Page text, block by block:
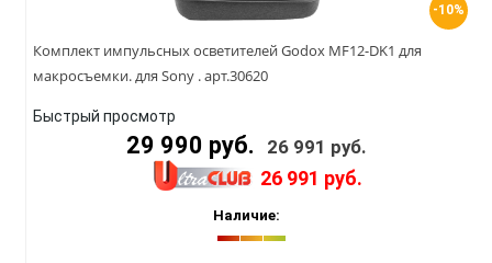
-10%
Комплект импульсных осветителей Godox MF12-DK1 для
макросъемки. для Sony . арт.30620
Быстрый просмотр
29 990 руб. 26 991 руб.
26 991 руб.
Наличие: